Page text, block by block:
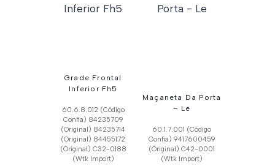
Grade Frontal
Inferior Fh5
60.6.8.012 (Código
Confia) 84235709
(Original) 84235714
(Original) 84455172
(Original) C32-0188
(Wtk Import)
Maçaneta Da Porta
– Le
60.1.7.001 (Código
Confia) 9417600459
(Original) C42-0001
(Wtk Import)